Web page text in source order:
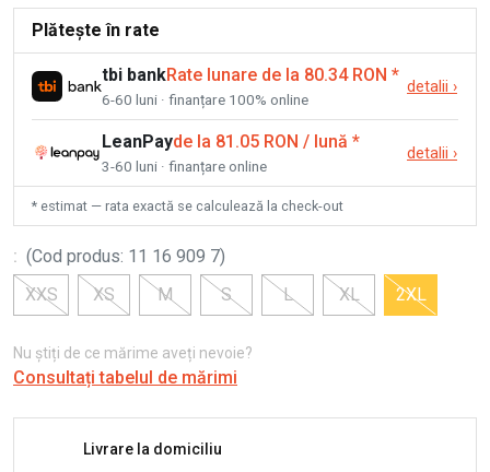
Plătește în rate
tbi bankRate lunare de la 80.34 RON *
6-60 luni · finanțare 100% online
detalii ›
LeanPayde la 81.05 RON / lună *
3-60 luni · finanțare online
detalii ›
* estimat — rata exactă se calculează la check-out
: (Cod produs: 11 16 909 7)
XXS
XS M S L XL 2XL
Nu știți de ce mărime aveți nevoie?
Consultați tabelul de mărimi
Livrare la domiciliu